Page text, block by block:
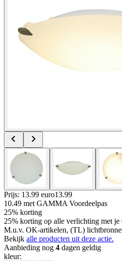
Prijs: 13.99 euro13.99
10.49 met GAMMA Voordeelpas
25% korting
25% korting op alle verlichting met
M.u.v. OK-artikelen, (TL)
Bekijk alle producten uit deze actie.
Aanbieding nog 4 dagen geldig
kleur: